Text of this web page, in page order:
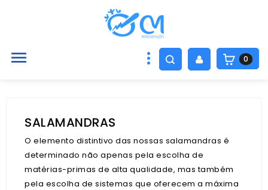
 0
SALAMANDRAS
O elemento distintivo das nossas salamandras é
determinado não apenas pela escolha de
matérias-primas de alta qualidade, mas também
pela escolha de sistemas que oferecem a máxima